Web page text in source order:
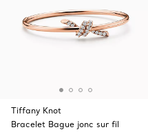
Tiffany Knot
Bracelet Bague jonc sur fil